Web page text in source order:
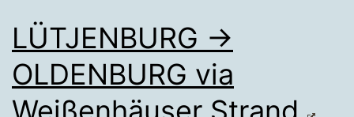
LÜTJENBURG →
OLDENBURG via